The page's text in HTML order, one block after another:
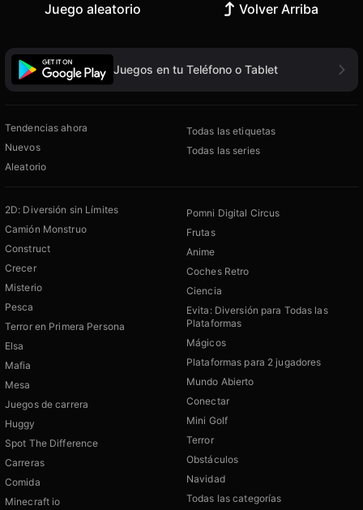
Juego aleatorio Volver Arriba
Juegos en tu Teléfono o Tablet
Tendencias ahora
Nuevos
Aleatorio
Todas las etiquetas
Todas las series
2D: Diversión sin Límites
Camión Monstruo
Construct
Crecer
Misterio
Pesca
Terror en Primera Persona
Elsa
Mafia
Mesa
Juegos de carrera
Huggy
Spot The Difference
Carreras
Comida
Minecraft io
Pomni Digital Circus
Frutas
Anime
Coches Retro
Ciencia
Evita: Diversión para Todas las
Plataformas
Mágicos
Plataformas para 2 jugadores
Mundo Abierto
Conectar
Mini Golf
Terror
Obstáculos
Navidad
Todas las categorías